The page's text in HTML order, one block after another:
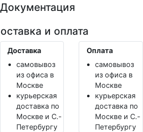
Документация
и оплата
Доставка
самовывоз
из офиса в
Москве
курьерская
доставка по
Москве и С.-
Петербургу
Оплата
самовывоз
из офиса в
Москве
курьерская
доставка по
Москве и С.-
Петербургу